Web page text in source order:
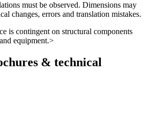
must be observed. Dimensions may
changes, errors and translation mistakes.
is contingent on structural components
equipment.>
& technical